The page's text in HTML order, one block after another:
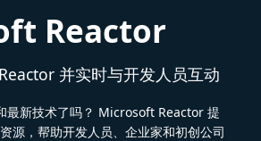
Reactor
并实时与开发人员互动
最新技术了吗？ Microsoft Reactor 提
源，帮助开发人员、企业家和初创公司